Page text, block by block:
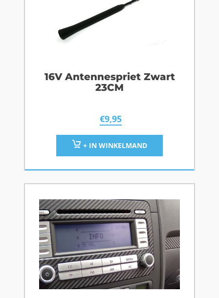
16V Antennespriet Zwart
23CM
€9,95
+ IN WINKELMAND